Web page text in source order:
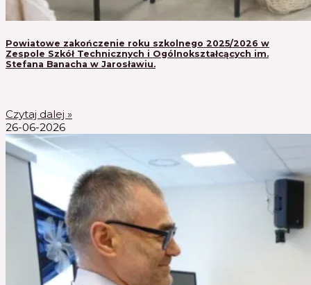
Powiatowe zakończenie roku szkolnego 2025/2026 w
Zespole Szkół Technicznych i Ogólnokształcących im.
Stefana Banacha w Jarosławiu.
Czytaj dalej »
26-06-2026